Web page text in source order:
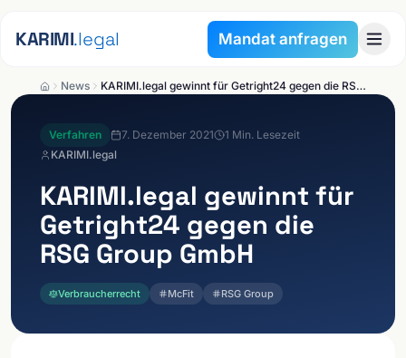
KARIMI.legal Mandat anfragen
News KARIMI.legal gewinnt für Getright24 gegen die RSG Group GmbH
Verfahren 7. Dezember 2021 1 Min. Lesezeit
KARIMI.legal
KARIMI.legal gewinnt für
Getright24 gegen die
RSG Group GmbH
Verbraucherrecht McFit RSG Group